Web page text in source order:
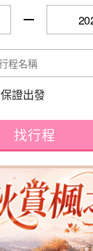
保證出發
找行程